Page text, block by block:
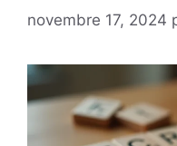
novembre 17, 2024